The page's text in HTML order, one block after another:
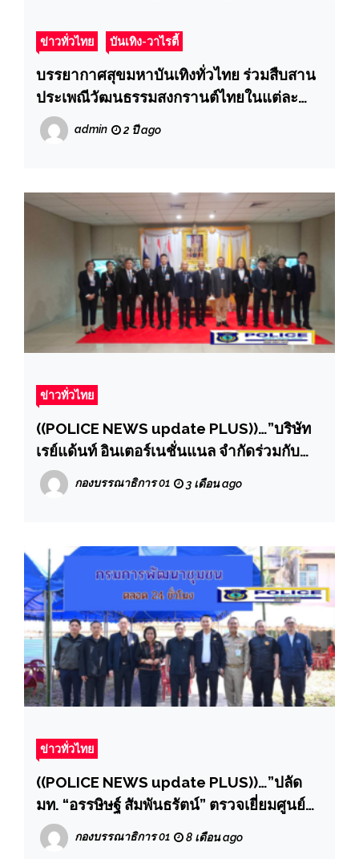
ข่าวทั่วไทย บันเทิง-วาไรตี้
บรรยากาศสุขมหาบันเทิงทั่วไทย ร่วมสืบสาน
ประเพณีวัฒนธรรมสงกรานต์ไทยในแต่ละ
ท้องถิ่นกับงาน “THAILAND’S SONGKRAN
FESTVIAL 2024” ที่ศูนย์การค้าเซ็นทรัลทั่ว
admin 2 ปี ago
ข่าวทั่วไทย
((POLICE NEWS update PLUS))…”บริษัท
เรย์แด้นท์ อินเตอร์เนชั่นแนล จำกัดร่วมกับ
มหาวิทยาลัยโฮวไฮ ประเทศจีน ร่วมแชร์
ประสบการณ์ และบรรยายการบริหารจัดหาร
ปัญหาอุทกภัย
กองบรรณาธิการ 01 3 เดือน ago
ข่าวทั่วไทย
((POLICE NEWS update PLUS))…”ปลัด
มท. “อรรษิษฐ์ สัมพันธรัตน์” ตรวจเยี่ยมศูนย์
พักพิงในพื้นที่จังหวัดอุบลราชธานี ให้กำลังใจ
ประชาชนผู้ประสบภัยกองกำลังนอกประเทศ
กองบรรณาธิการ 01 8 เดือน ago